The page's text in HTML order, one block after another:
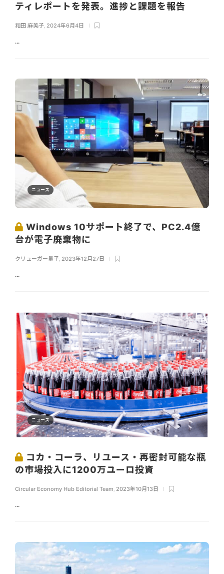
ティレポートを発表。進捗と課題を報告
和田 麻美子, 2024年6月4日
...
ニュース
Windows 10サポート終了で、PC2.4億
台が電子廃棄物に
クリューガー量子 2023年12月27日
...
ニュース
コカ・コーラ、リユース・再密封可能な瓶
の市場投入に1200万ユーロ投資
Circular Economy Hub Editorial Team, 2023年10月13日
...